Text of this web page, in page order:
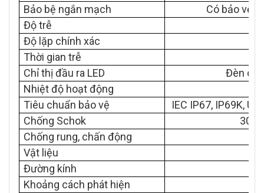
Bảo bệ ngắn mạch
Có bảo vệ
Độ trễ
Độ lặp chính xác
Thời gian trễ
Chỉ thị đầu ra LED
Đèn chỉ
Nhiệt độ hoạt động
Tiêu chuẩn bảo vệ
IEC IP67, IP69K,
Chống Schok
30
Chống rung, chấn động
Vật liệu
Đường kính
Khoảng cách phát hiện